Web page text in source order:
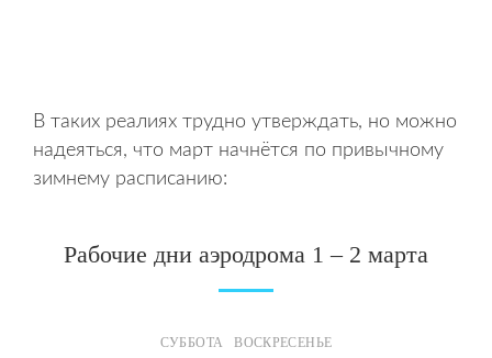
В таких реалиях трудно утверждать, но можно
надеяться, что март начнётся по привычному
зимнему расписанию:
Рабочие дни аэродрома 1 – 2 марта
СУББОТА ВОСКРЕСЕНЬЕ